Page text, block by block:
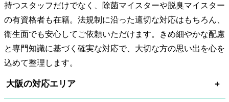
持つスタッフだけでなく、除菌マイスターや脱臭マイスター
の有資格者も在籍。法規制に沿った適切な対応はもちろん、
衛生面でも安心してご依頼いただけます。きめ細やかな配慮
と専門知識に基づく確実な対応で、大切な方の思い出を心を
込めて整理します。
大阪の対応エリア